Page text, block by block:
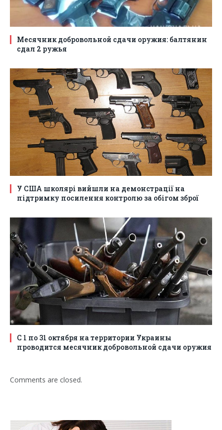
Месячник добровольной сдачи оружия: балтянин
сдал 2 ружья
У США школярі вийшли на демонстрації на
підтримку посилення контролю за обігом зброї
С 1 по 31 октября на территории Украины
проводится месячник добровольной сдачи оружия
Comments are closed.